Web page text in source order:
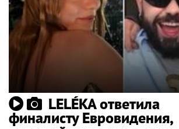
LELÉKA ответила
финалисту Евровидения,